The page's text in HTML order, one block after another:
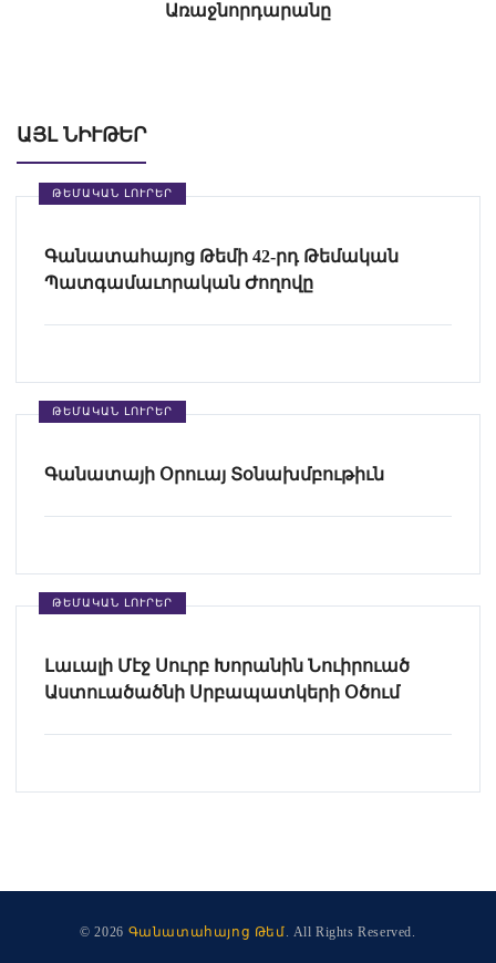
Առաջնորդարանը
ԱՅԼ ՆԻՒԹԵՐ
ԹԵՄԱԿԱՆ ԼՈՒՐԵՐ
Գանատահայոց Թեմի 42-րդ Թեմական
Պատգամաւորական Ժողովը
ԹԵՄԱԿԱՆ ԼՈՒՐԵՐ
Գանատայի Օրուայ Տօնախմբութիւն
ԹԵՄԱԿԱՆ ԼՈՒՐԵՐ
Լաւալի Մէջ Սուրբ Խորանին Նուիրուած
Աստուածածնի Սրբապատկերի Օծում
© 2026 Գանատահայոց Թեմ. All Rights Reserved.